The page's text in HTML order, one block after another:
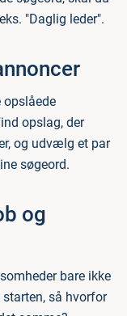
"Daglig leder".
opslåede
opslag, der
og udvælg et par
søgeord.
og
bare ikke
så hvorfor